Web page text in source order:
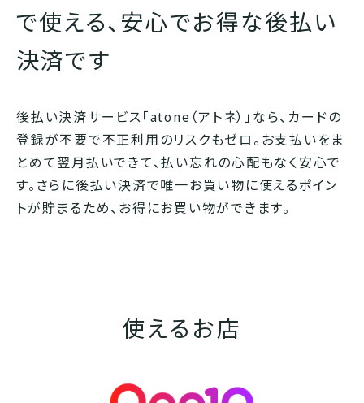
で使える、 安心でお得な後払い
決済です
後払い決済サービス「atone（アトネ）」なら、カードの
登録が不要で不正利用のリスクもゼロ。お支払いをま
とめて翌月払いできて、払い忘れの心配もなく安心で
す。さらに後払い決済で唯一お買い物に使えるポイン
トが貯まるため、お得にお買い物ができます。
使えるお店